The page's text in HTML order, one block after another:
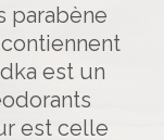
parabène
est un
est celle